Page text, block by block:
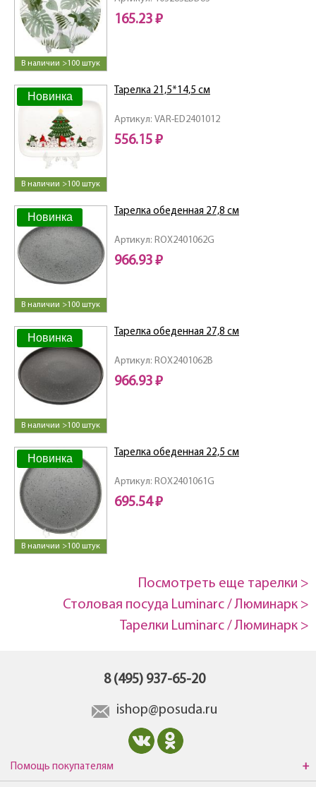
В наличии >100 штук
165.23 ₽
Новинка
В наличии >100 штук
Артикул: VAR-ED2401012
Тарелка 21,5*14,5 см
556.15 ₽
Новинка
В наличии >100 штук
Артикул: ROX2401062G
Тарелка обеденная 27,8 см
966.93 ₽
Новинка
В наличии >100 штук
Артикул: ROX2401062B
Тарелка обеденная 27,8 см
966.93 ₽
Новинка
В наличии >100 штук
Артикул: ROX2401061G
Тарелка обеденная 22,5 см
695.54 ₽
Посмотреть еще тарелки >
Столовая посуда Luminarc / Люминарк >
Тарелки Luminarc / Люминарк >
8 (495) 937-65-20
ishop@posuda.ru
Помощь покупателям